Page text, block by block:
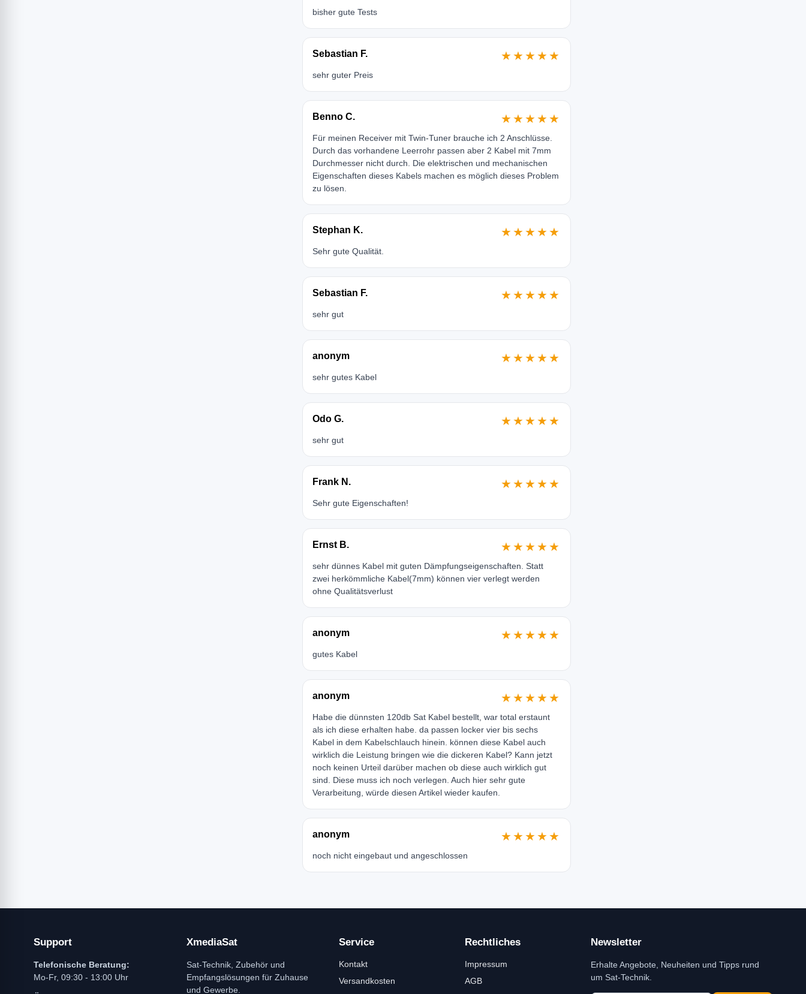
bisher gute Tests
Sebastian F. ★★★★★
sehr guter Preis
Benno C. ★★★★★
Für meinen Receiver mit Twin-Tuner brauche ich 2 Anschlüsse.
Durch das vorhandene Leerrohr passen aber 2 Kabel mit 7mm
Durchmesser nicht durch. Die elektrischen und mechanischen
Eigenschaften dieses Kabels machen es möglich dieses Problem
zu lösen.
Stephan K. ★★★★★
Sehr gute Qualität.
Sebastian F. ★★★★★
sehr gut
anonym ★★★★★
sehr gutes Kabel
Odo G. ★★★★★
sehr gut
Frank N. ★★★★★
Sehr gute Eigenschaften!
Ernst B. ★★★★★
sehr dünnes Kabel mit guten Dämpfungseigenschaften. Statt
zwei herkömmliche Kabel(7mm) können vier verlegt werden
ohne Qualitätsverlust
anonym ★★★★★
gutes Kabel
anonym ★★★★★
Habe die dünnsten 120db Sat Kabel bestellt, war total erstaunt
als ich diese erhalten habe. da passen locker vier bis sechs
Kabel in dem Kabelschlauch hinein. können diese Kabel auch
wirklich die Leistung bringen wie die dickeren Kabel? Kann jetzt
noch keinen Urteil darüber machen ob diese auch wirklich gut
sind. Diese muss ich noch verlegen. Auch hier sehr gute
Verarbeitung, würde diesen Artikel wieder kaufen.
anonym ★★★★★
noch nicht eingebaut und angeschlossen
Support
Telefonische Beratung:
Mo-Fr, 09:30 - 13:00 Uhr
XmediaSat
Sat-Technik, Zubehör und
Empfangslösungen für Zuhause
und Gewerbe.
Service
Kontakt
Versandkosten
Rechtliches
Impressum
AGB
Newsletter
Erhalte Angebote, Neuheiten und Tipps rund
um Sat-Technik.